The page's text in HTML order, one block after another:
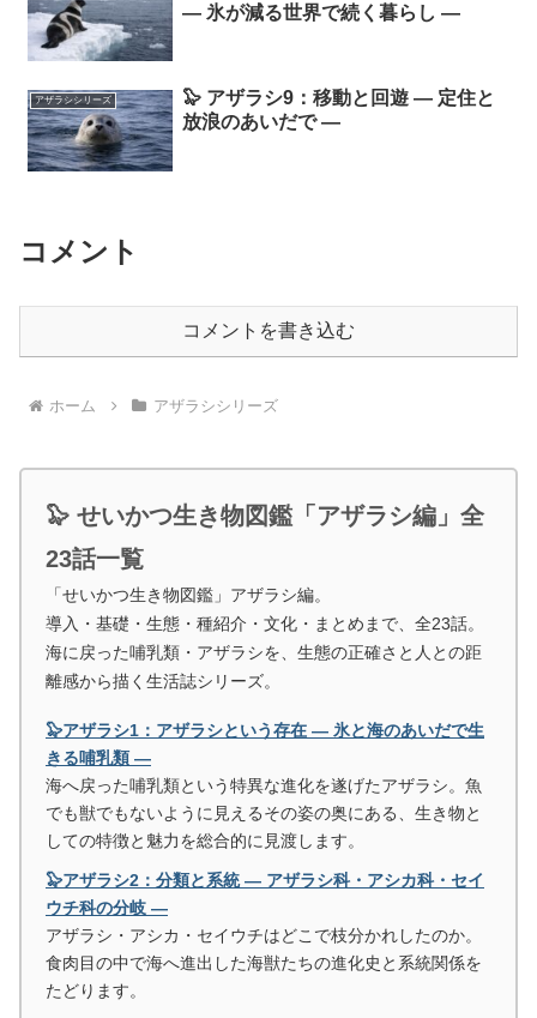
― 氷が減る世界で続く暮らし ―
アザラシシリーズ
🦭 アザラシ9：移動と回遊 ― 定住と
放浪のあいだで ―
コメント
コメントを書き込む
ホーム アザラシシリーズ
🦭 せいかつ生き物図鑑「アザラシ編」全
23話一覧
「せいかつ生き物図鑑」アザラシ編。
導入・基礎・生態・種紹介・文化・まとめまで、全23話。
海に戻った哺乳類・アザラシを、生態の正確さと人との距
離感から描く生活誌シリーズ。
🦭アザラシ1：アザラシという存在 ― 氷と海のあいだで生
きる哺乳類 ―
海へ戻った哺乳類という特異な進化を遂げたアザラシ。魚
でも獣でもないように見えるその姿の奥にある、生き物と
しての特徴と魅力を総合的に見渡します。
🦭アザラシ2：分類と系統 ― アザラシ科・アシカ科・セイ
ウチ科の分岐 ―
アザラシ・アシカ・セイウチはどこで枝分かれしたのか。
食肉目の中で海へ進出した海獣たちの進化史と系統関係を
たどります。